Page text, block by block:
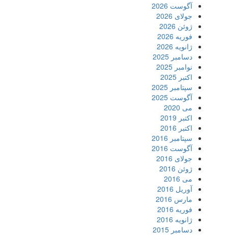
آگوست 2026
جولای 2026
ژوئن 2026
فوریه 2026
ژانویه 2026
دسامبر 2025
نوامبر 2025
اکتبر 2025
سپتامبر 2025
آگوست 2025
می 2020
اکتبر 2019
اکتبر 2016
سپتامبر 2016
آگوست 2016
جولای 2016
ژوئن 2016
می 2016
آوریل 2016
مارس 2016
فوریه 2016
ژانویه 2016
دسامبر 2015